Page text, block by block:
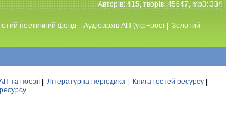
Авторiв: 415, творiв: 45647, mp3: 334
поетичний фонд Аудiоархiв АП (укр+рос)
Золотий
та поезiї| Літературна періодика Книга гостей ресурсу